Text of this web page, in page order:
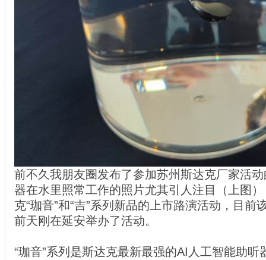
前不久我朋友圈发布了参加苏州斯达克厂家活
器在水里照常工作的照片尤其引人注目（上图
克“珈音”和“吉”系列新品的上市路演活动，目前
前天刚在延安举办了活动。
“珈音”系列是斯达克最新最强的AI人工智能助